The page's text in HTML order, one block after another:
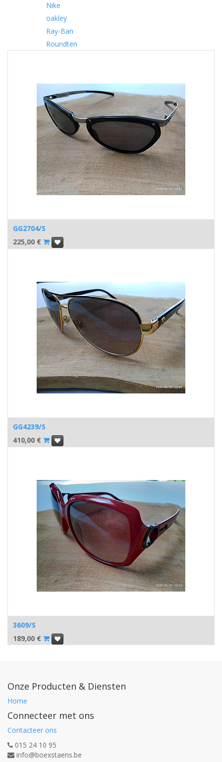
Nike
oakley
Ray-Ban
Roundten
GG2704/S
225,00 €
GG4239/S
410,00 €
3609/S
189,00 €
Onze Producten & Diensten
Home
Connecteer met ons
Contacteer ons
015 24 10 95
info@boexstaens.be